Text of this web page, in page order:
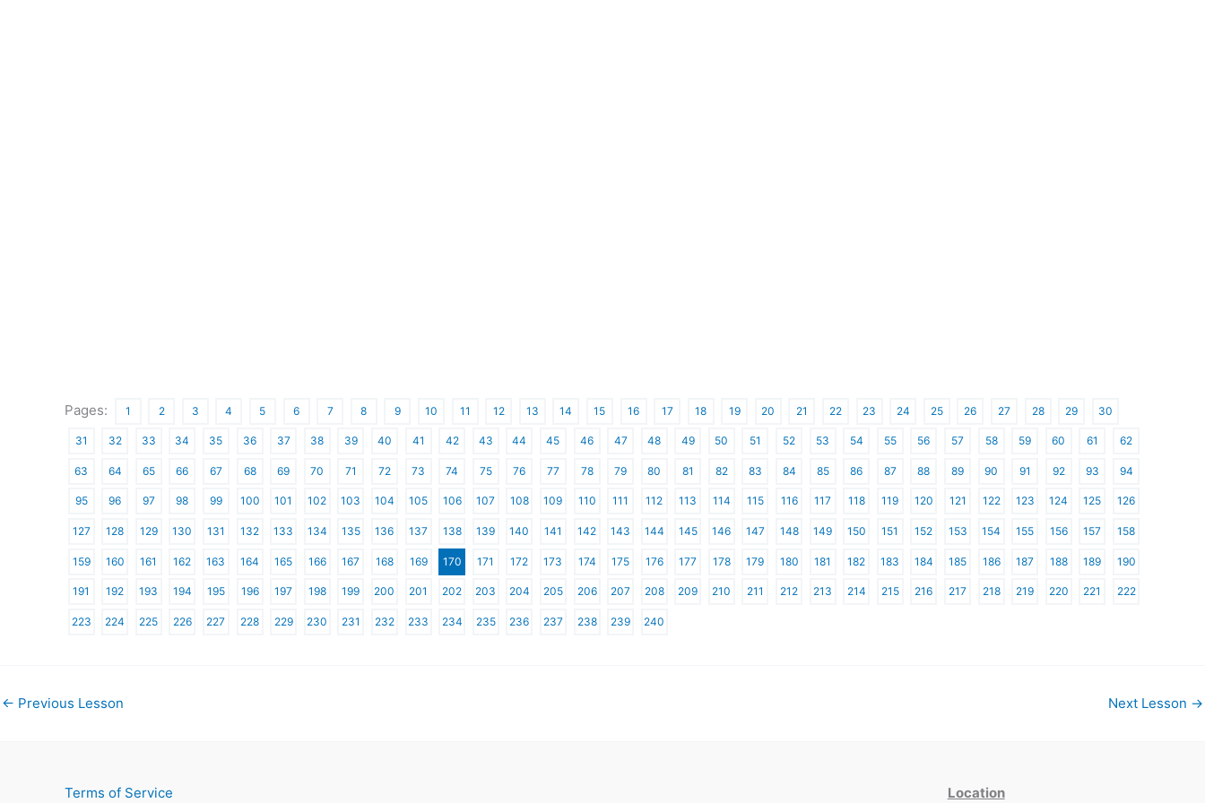
Pages: 1 2 3 4 5 6 7 8 9 10 11 12 13 14 15 16 17 18 19 20 21 22 23 24 25 26 27 28 29 30
31 32 33 34 35 36 37 38 39 40 41 42 43 44 45 46 47 48 49 50 51 52 53 54 55 56 57 58 59 60 61 62
63 64 65 66 67 68 69 70 71 72 73 74 75 76 77 78 79 80 81 82 83 84 85 86 87 88 89 90 91 92 93 94
95 96 97 98 99 100 101 102 103 104 105 106 107 108 109 110 111 112 113 114 115 116 117 118 119 120 121 122 123 124 125 126
127 128 129 130 131 132 133 134 135 136 137 138 139 140 141 142 143 144 145 146 147 148 149 150 151 152 153 154 155 156 157 158
159 160 161 162 163 164 165 166 167 168 169 170 171 172 173 174 175 176 177 178 179 180 181 182 183 184 185 186 187 188 189 190
191 192 193 194 195 196 197 198 199 200 201 202 203 204 205 206 207 208 209 210 211 212 213 214 215 216 217 218 219 220 221 222
223 224 225 226 227 228 229 230 231 232 233 234 235 236 237 238 239 240
← Previous Lesson Next Lesson →
Terms of Service Location